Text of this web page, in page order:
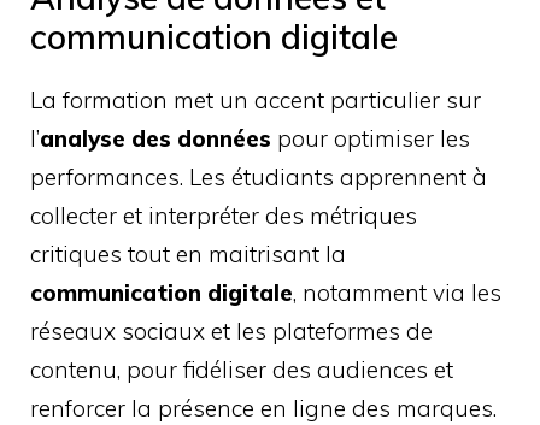
communication digitale
La formation met un accent particulier sur
l’analyse des données pour optimiser les
performances. Les étudiants apprennent à
collecter et interpréter des métriques
critiques tout en maitrisant la
communication digitale, notamment via les
réseaux sociaux et les plateformes de
contenu, pour fidéliser des audiences et
renforcer la présence en ligne des marques.